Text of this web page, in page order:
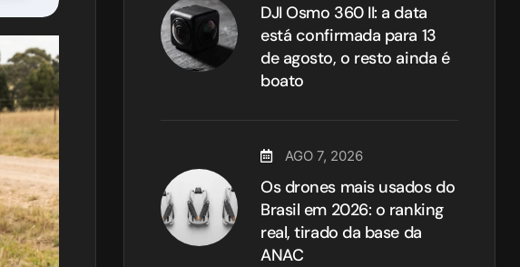
DJI Osmo 360 II: a data
está confirmada para 13
de agosto, o resto ainda é
boato
AGO 7, 2026
Os drones mais usados do
Brasil em 2026: o ranking
real, tirado da base da
ANAC